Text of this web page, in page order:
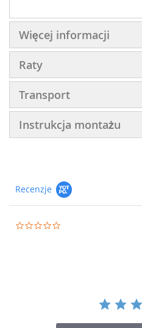
Więcej informacji
Raty
Transport
Instrukcja montażu
Recenzje